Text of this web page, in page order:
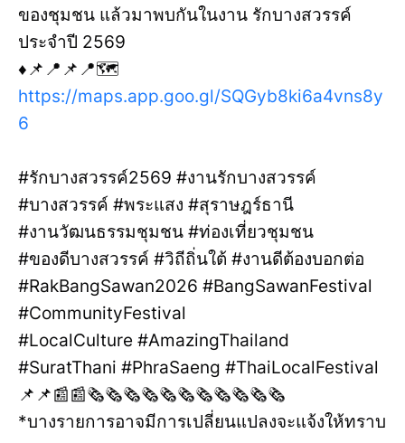
ของชุมชน แล้วมาพบกันในงาน รักบางสวรรค์
ประจำปี 2569
♦️📌📍📌📍🗺️
https://maps.app.goo.gl/SQGyb8ki6a4vns8y
6
#รักบางสวรรค์2569 #งานรักบางสวรรค์
#บางสวรรค์ #พระแสง #สุราษฎร์ธานี
#งานวัฒนธรรมชุมชน #ท่องเที่ยวชุมชน
#ของดีบางสวรรค์ #วิถีถิ่นใต้ #งานดีต้องบอกต่อ
#RakBangSawan2026 #BangSawanFestival
#CommunityFestival
#LocalCulture #AmazingThailand
#SuratThani #PhraSaeng #ThaiLocalFestival
📌📌📰📰🗞️🗞️🗞️🗞️🗞️🗞️🗞️🗞️🗞️🗞️🗞️
*บางรายการอาจมีการเปลี่ยนแปลงจะแจ้งให้ทราบ